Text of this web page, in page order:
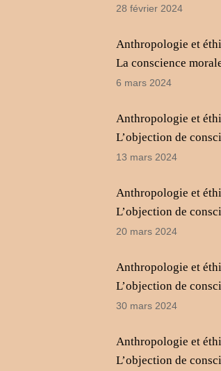
28 février 2024
Anthropologie et
La conscience
6 mars 2024
Anthropologie et
L’objection de
13 mars 2024
Anthropologie et
L’objection de
20 mars 2024
Anthropologie et
L’objection de
30 mars 2024
Anthropologie et
L’objection de